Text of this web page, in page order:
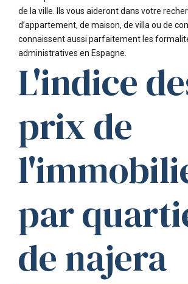
de la ville. Ils vous aideront dans votre
d’appartement, de maison, de villa ou de
connaissent aussi parfaitement les
administratives en Espagne.
L'indice
prix de
par
de najera